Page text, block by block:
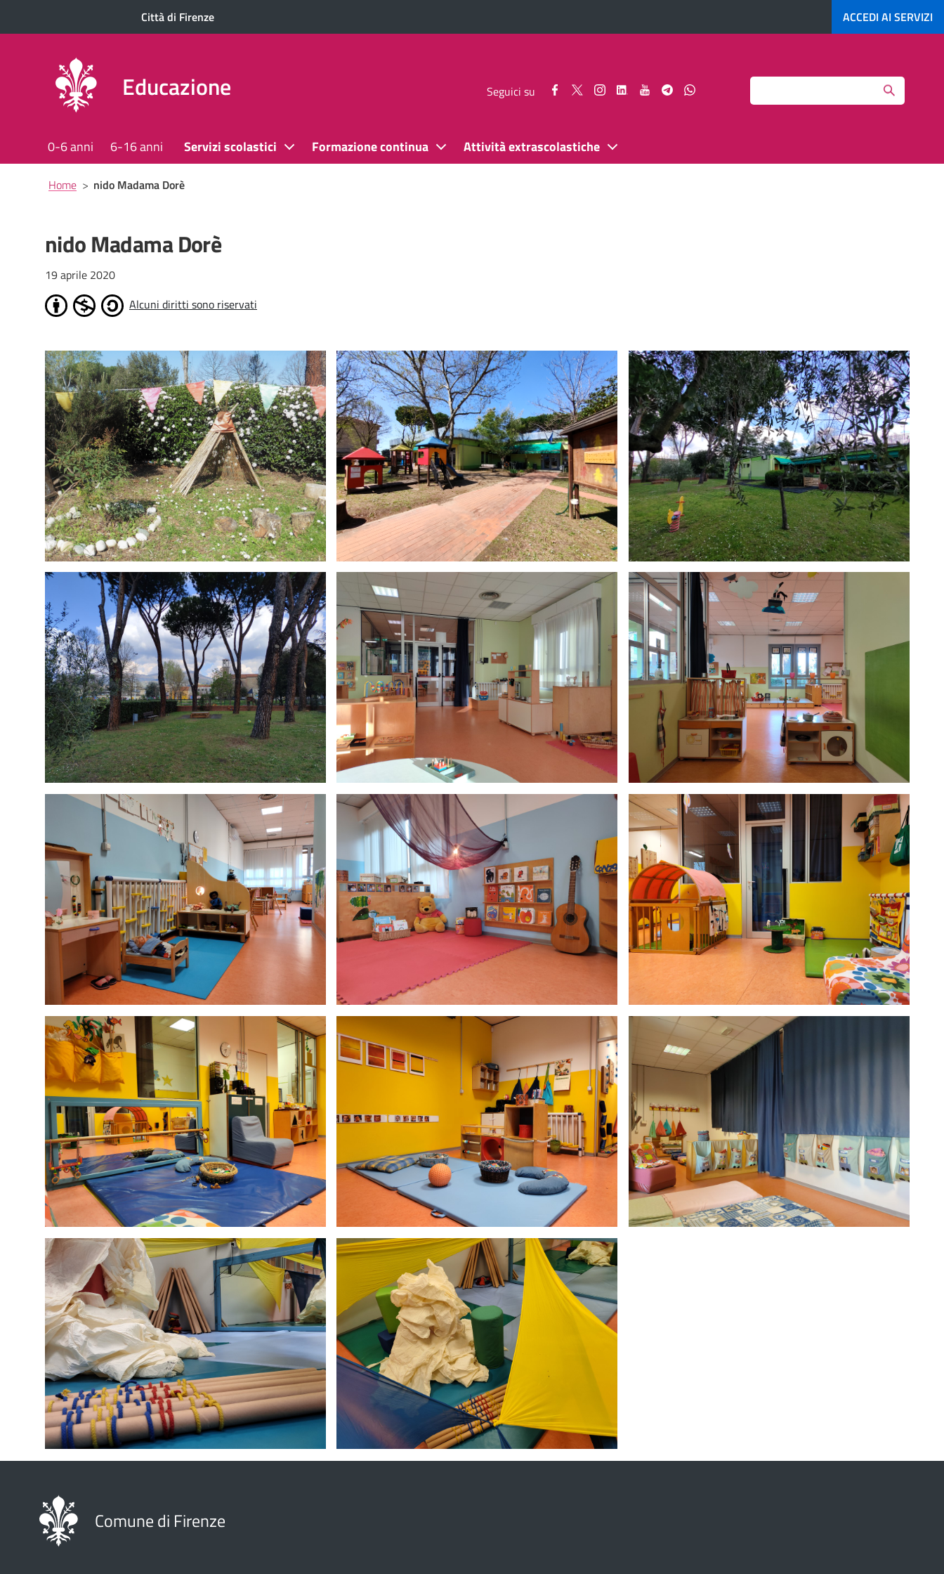
Città di Firenze ACCEDI AI SERVIZI
Educazione Seguici su
Seguici SeguiciSeguici Seguici SeguiciSeguiciSeguici
Search
0-6 anni 6-16 anni Servizi scolastici Formazione continua Attività extrascolastiche
Briciole
di
Home> nido Madama Dorè
nido Madama Dorè
19 aprile 2020
Alcuni diritti sono riservati
Comune di Firenze